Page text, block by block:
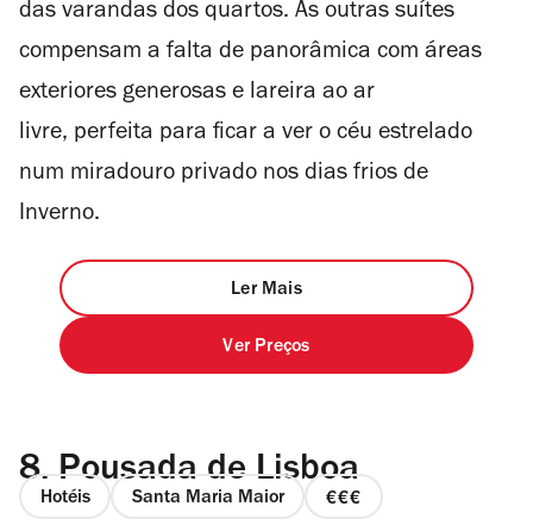
das varandas dos quartos. As outras suítes
compensam a falta de panorâmica com áreas
exteriores generosas e lareira ao ar
livre, perfeita para ficar a ver o céu estrelado
num miradouro privado nos dias frios de
Inverno.
Ler Mais
Ver Preços
8. Pousada de Lisboa
Hotéis Santa Maria Maior
preço